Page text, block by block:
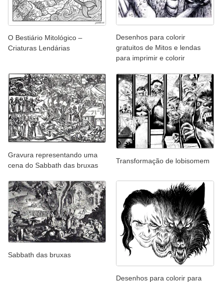
O Bestiário Mitológico –
Criaturas Lendárias
Desenhos para colorir
gratuitos de Mitos e lendas
para imprimir e colorir
Gravura representando uma
cena do Sabbath das bruxas
Transformação de lobisomem
Sabbath das bruxas
Desenhos para colorir para